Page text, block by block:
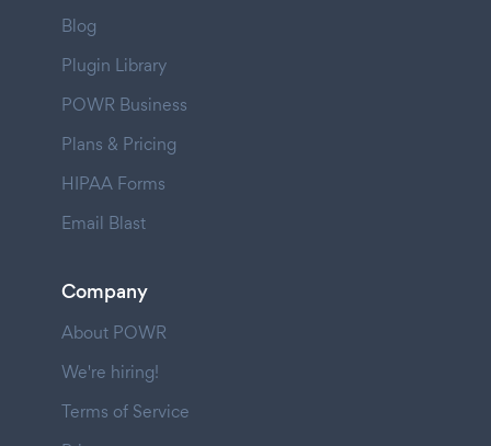
Blog
Plugin Library
POWR Business
Plans & Pricing
HIPAA Forms
Email Blast
Company
About POWR
We're hiring!
Terms of Service